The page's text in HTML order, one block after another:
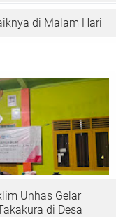
di Malam Hari
Unhas Gelar
di Desa